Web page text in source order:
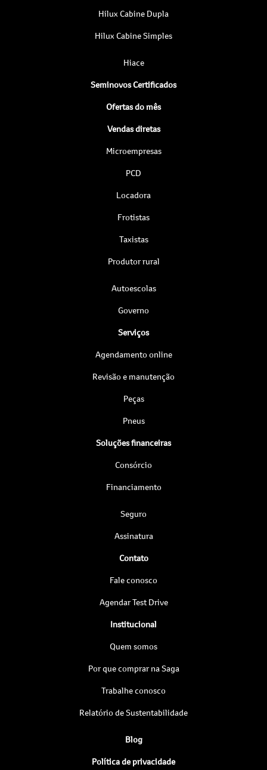
Hilux Cabine Dupla
Hilux Cabine Simples
Hiace
Seminovos Certificados
Ofertas do mês
Vendas diretas
Microempresas
PCD
Locadora
Frotistas
Taxistas
Produtor rural
Autoescolas
Governo
Serviços
Agendamento online
Revisão e manutenção
Peças
Pneus
Soluções financeiras
Consórcio
Financiamento
Seguro
Assinatura
Contato
Fale conosco
Agendar Test Drive
Institucional
Quem somos
Por que comprar na Saga
Trabalhe conosco
Relatório de Sustentabilidade
Blog
Política de privacidade